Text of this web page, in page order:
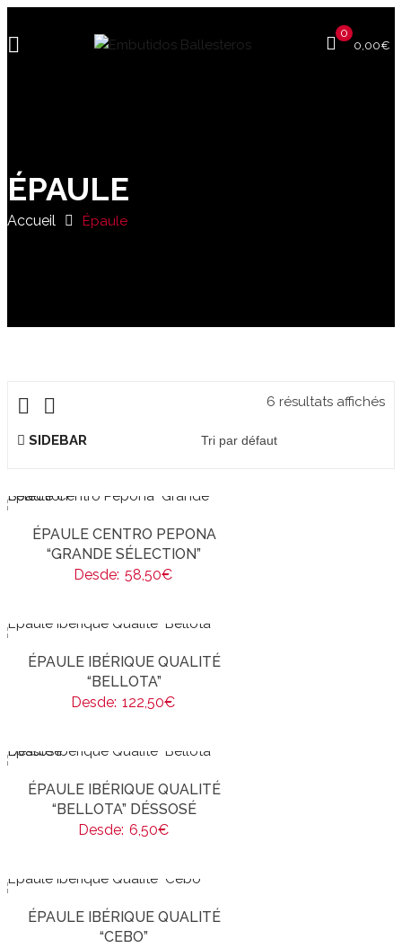
0
0,00€
ÉPAULE
Accueil Épaule
6 résultats affichés
SIDEBAR
ÉPAULE CENTRO PEPONA
“GRANDE SÉLECTION”
Desde: 58,50€
ÉPAULE IBÉRIQUE QUALITÉ
“BELLOTA”
Desde: 122,50€
ÉPAULE IBÉRIQUE QUALITÉ
“BELLOTA” DÉSSOSÉ
Desde: 6,50€
ÉPAULE IBÉRIQUE QUALITÉ
“CEBO”